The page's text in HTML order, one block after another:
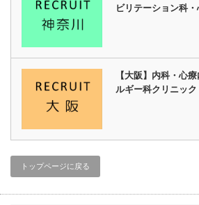
ビリテーション科
【大阪】内科・心
ルギー科クリニッ
トップページに戻る